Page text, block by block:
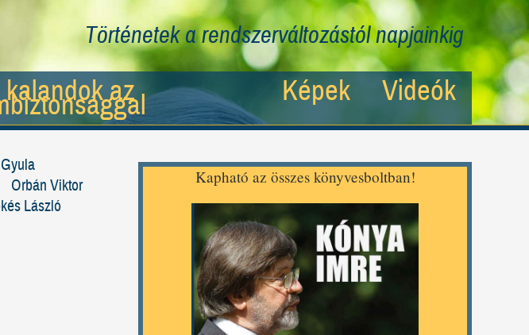
Történetek a rendszerváltozástól napjainkig
kalandok az Képek Videók
Orbán Viktor
László
Kapható az összes könyvesboltban!